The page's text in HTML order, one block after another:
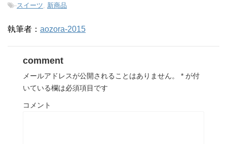
-スイーツ, 新商品
執筆者： aozora-2015
comment
メールアドレスが公開されることはありません。 * が付
いている欄は必須項目です
コメント